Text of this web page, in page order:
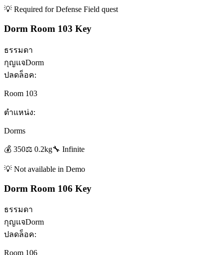
💡 Required for Defense Field quest
Dorm Room 103 Key
ธรรมดา
กุญแจDorm
ปลดล็อค:
Room 103
ตำแหน่ง:
Dorms
💰 350⚖️ 0.2kg🔧 Infinite
💡 Not available in Demo
Dorm Room 106 Key
ธรรมดา
กุญแจDorm
ปลดล็อค:
Room 106